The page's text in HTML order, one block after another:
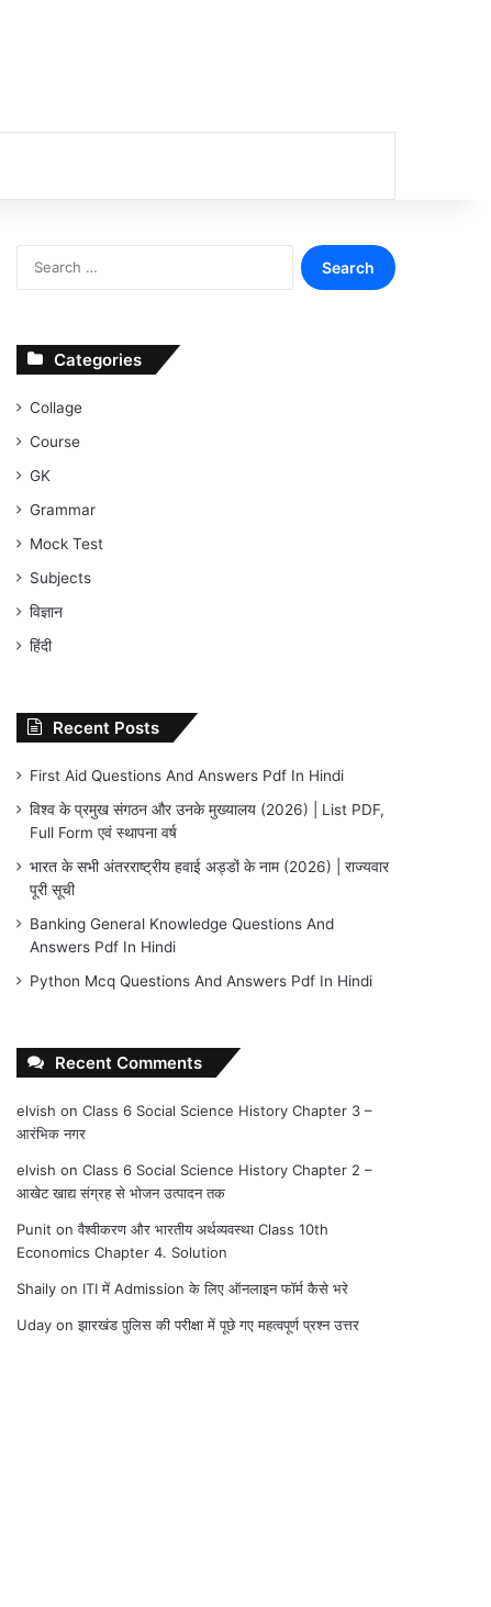
Search
for:
Categories
Collage
Course
GK
Grammar
Mock Test
Subjects
विज्ञान
हिंदी
Recent Posts
First Aid Questions And Answers Pdf In Hindi
विश्व के प्रमुख संगठन और उनके मुख्यालय (2026) | List PDF,
Full Form एवं स्थापना वर्ष
भारत के सभी अंतरराष्ट्रीय हवाई अड्डों के नाम (2026) | राज्यवार
पूरी सूची
Banking General Knowledge Questions And
Answers Pdf In Hindi
Python Mcq Questions And Answers Pdf In Hindi
Recent Comments
elvish onClass 6 Social Science History Chapter 3 –
आरंभिक नगर
elvish onClass 6 Social Science History Chapter 2 –
आखेट खाद्य संग्रह से भोजन उत्पादन तक
Punit onवैश्वीकरण और भारतीय अर्थव्यवस्था Class 10th
Economics Chapter 4. Solution
Shaily on ITI में Admission के लिए ऑनलाइन फॉर्म कैसे भरे
Uday onझारखंड पुलिस की परीक्षा में पूछे गए महत्वपूर्ण प्रश्न उत्तर